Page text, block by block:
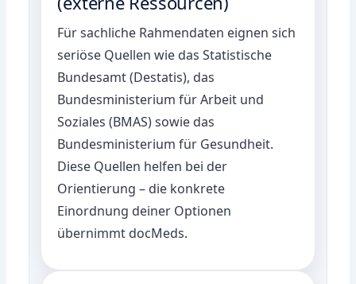
Für sachliche Rahmendaten eignen sich
seriöse Quellen wie dasStatistische
Bundesamt (Destatis), das
Bundesministerium für Arbeit und
Soziales (BMAS)sowie das
Bundesministerium für Gesundheit.
Diese Quellen helfen bei der
Orientierung – die konkrete
Einordnung deiner Optionen
übernimmt docMeds.